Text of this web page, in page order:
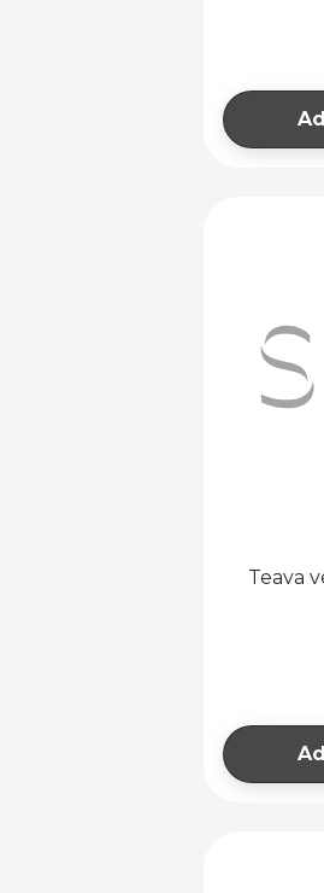
Teava